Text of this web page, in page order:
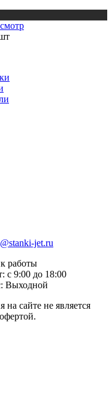
jet.ru
работы
с 9:00 до 18:00
Выходной
сайте не является